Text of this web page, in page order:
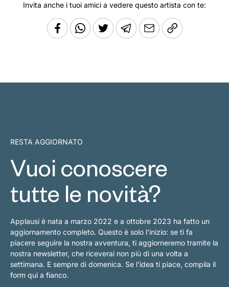
Invita anche i tuoi amici a vedere questo artista con te:
RESTA AGGIORNATO
Vuoi conoscere
tutte le novità?
Applausi è nata a marzo 2022 e a ottobre 2023 ha fatto un
aggiornamento completo. Questo è solo l’inizio: se ti fa
piacere seguire la nostra avventura, ti aggiorneremo tramite la
nostra newsletter, che riceverai non più di una volta a
settimana. E sempre di domenica. Se l’idea ti piace, compila il
form qui a fianco.